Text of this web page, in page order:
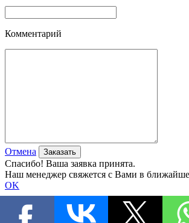
Комментарий
Отмена
Спасибо! Ваша заявка принята.
Наш менеджер свяжется с Вами в
OK